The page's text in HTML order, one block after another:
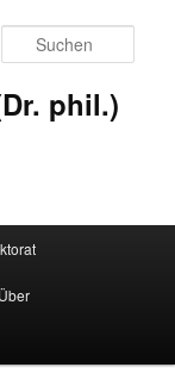
phil.)
Über